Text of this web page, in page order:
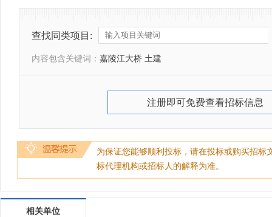
查找同类项目:
内容包含关键词： 嘉陵江大桥 土建
注册即可免费查看招标信息
为保证您能够顺利投标，请在投标或购买招
标代理机构或招标人的解释为准。
相关单位